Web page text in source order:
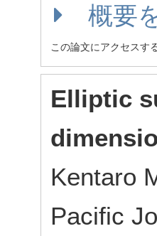
概要
この論文にアクセスす
Elliptic
Kentaro
Pacific